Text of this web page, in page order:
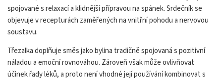
spojované s relaxací a klidnější přípravou na spánek. Srdečník se
objevuje v recepturách zaměřených na vnitřní pohodu a nervovou
soustavu.
Třezalka doplňuje směs jako bylina tradičně spojovaná s pozitivní
náladou a emoční rovnováhou. Zároveň však může ovlivňovat
účinek řady léků, a proto není vhodné její používání kombinovat s